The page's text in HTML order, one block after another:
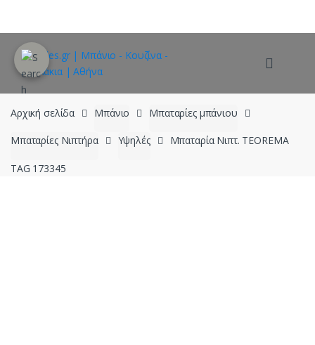
navigation
content
Αρχική σελίδα Μπάνιο Μπαταρίες μπάνιου
Μπαταρίες Νιπτήρα Υψηλές Μπαταρία Νιπτ. TEOREMA
TAG 173345